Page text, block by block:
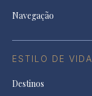
Navegação
ESTILO DE VIDA
Destinos